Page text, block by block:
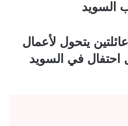
السويد
يتحول لأعمال
في السويد